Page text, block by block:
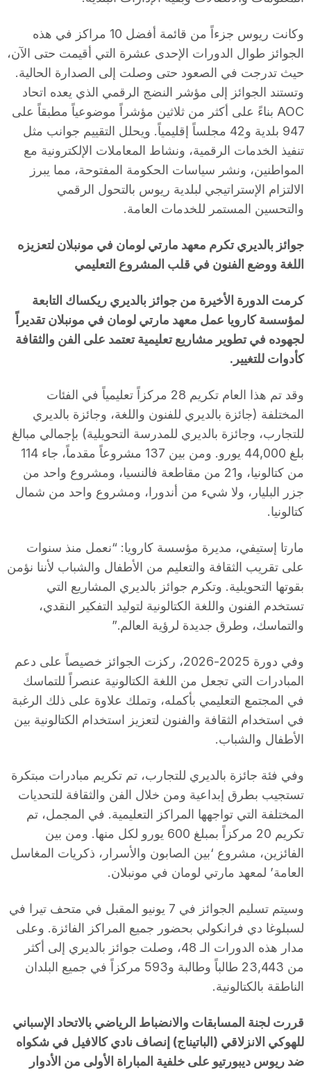
وكانت ريوس جزءاً من قائمة أفضل 10 مراكز في هذه
الجوائز طوال الدورات الإحدى عشرة التي أقيمت حتى الآن،
حيث تدرجت في الصعود حتى وصلت إلى الصدارة الحالية.
وتستند الجوائز إلى مؤشر النضج الرقمي الذي يعده اتحاد
AOC بناءً على أكثر من ثلاثين مؤشراً موضوعياً مطبقاً على
947 بلدية و42 مجلساً إقليمياً. ويحلل التقييم جوانب مثل
تنفيذ الخدمات الرقمية، ونشاط المعاملات الإلكترونية مع
المواطنين، ونشر سياسات الحكومة المفتوحة، مما يبرز
الالتزام الإستراتيجي لبلدية ريوس بالتحول الرقمي
والتحسين المستمر للخدمات العامة.
جوائز بالديري تكرم معهد مارتي لومان في مونبلان لتعزيزه
اللغة ووضع الفنون في قلب المشروع التعليمي
كرمت الدورة الأخيرة من جوائز بالديري ريكساك التابعة
لمؤسسة كارويا عمل معهد مارتي لومان في مونبلان تقديراً
لجهوده في تطوير مشاريع تعليمية تعتمد على الفن والثقافة
كأدوات للتغيير.
وقد تم هذا العام تكريم 28 مركزاً تعليمياً في الفئات
المختلفة (جائزة بالديري للفنون واللغة، وجائزة بالديري
للتجارب، وجائزة بالديري للمدرسة التحويلية) بإجمالي مبالغ
بلغ 44,000 يورو. ومن بين 137 مشروعاً مقدماً، جاء 114
من كتالونيا، و21 من مقاطعة فالنسيا، ومشروع واحد من
جزر البليار، ولا شيء من أندورا، ومشروع واحد من شمال
كتالونيا.
مارتا إستيفي، مديرة مؤسسة كارويا: “نعمل منذ سنوات
على تقريب الثقافة والتعليم من الأطفال والشباب لأننا نؤمن
بقوتها التحويلية. وتكرم جوائز بالديري المشاريع التي
تستخدم الفنون واللغة الكتالونية لتوليد التفكير النقدي،
والتماسك، وطرق جديدة لرؤية العالم.”
وفي دورة 2025-2026، ركزت الجوائز خصيصاً على دعم
المبادرات التي تجعل من اللغة الكتالونية عنصراً للتماسك
في المجتمع التعليمي بأكمله، وتملك علاوة على ذلك الرغبة
في استخدام الثقافة والفنون لتعزيز استخدام الكتالونية بين
الأطفال والشباب.
وفي فئة جائزة بالديري للتجارب، تم تكريم مبادرات مبتكرة
تستجيب بطرق إبداعية ومن خلال الفن والثقافة للتحديات
المختلفة التي تواجهها المراكز التعليمية. في المجمل، تم
تكريم 20 مركزاً بمبلغ 600 يورو لكل منها. ومن بين
الفائزين، مشروع ‘بين الصابون والأسرار، ذكريات المغاسل
العامة’ لمعهد مارتي لومان في مونبلان.
وسيتم تسليم الجوائز في 7 يونيو المقبل في متحف تيرا في
لسبلوغا دي فرانكولي بحضور جميع المراكز الفائزة. وعلى
مدار هذه الدورات الـ 48، وصلت جوائز بالديري إلى أكثر
من 23,443 طالباً وطالبة و593 مركزاً في جميع البلدان
الناطقة بالكتالونية.
قررت لجنة المسابقات والانضباط الرياضي بالاتحاد الإسباني
للهوكي الانزلاقي (الباتيناج) إنصاف نادي كالافيل في شكواه
ضد ريوس ديبورتيو على خلفية المباراة الأولى من الأدوار